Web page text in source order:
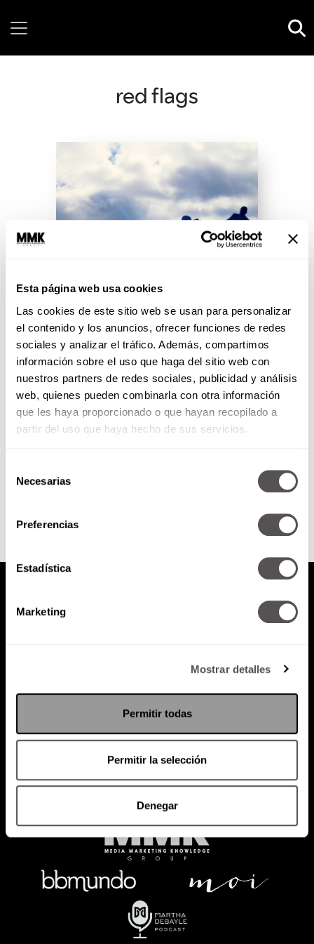
Esta página web usa cookies
Las cookies de este sitio web se usan para personalizar
el contenido y los anuncios, ofrecer funciones de redes
sociales y analizar el tráfico. Además, compartimos
información sobre el uso que haga del sitio web con
nuestros partners de redes sociales, publicidad y análisis
web, quienes pueden combinarla con otra información
que les haya proporcionado o que hayan recopilado a
partir del uso que haya hecho de sus servicios.
Necesarias
Preferencias
Estadística
Marketing
Mostrar detalles
Permitir todas
Permitir la selección
Denegar
red flags
Red Flags en un jefe que no sabe
ser líder
Hay muchas diferencias entre ser
jefe y ser líder, estas son las
principales red flags para que los
identifiquen.
Política de Privacidad
PODCAST RADIO MARTHA EVENTOS
SACA TU ID